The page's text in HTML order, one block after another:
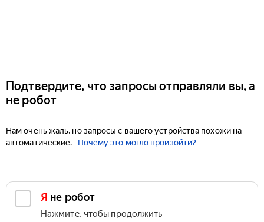
Подтвердите, что запросы отправляли вы, а
не робот
Нам очень жаль, но запросы с вашего устройства похожи на
автоматические.
Почему это могло произойти?
Я не робот
Нажмите, чтобы продолжить